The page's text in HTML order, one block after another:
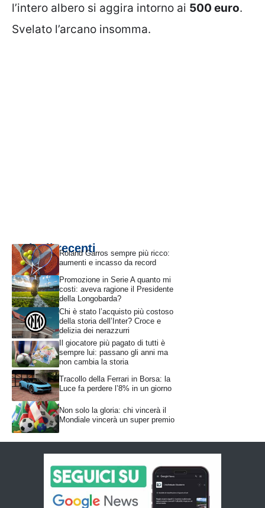
l’intero albero si aggira intorno ai 500 euro.
Svelato l’arcano insomma.
Articoli recentiRoland Garros sempre più ricco:
aumenti e incasso da record
Promozione in Serie A quanto mi
costi: aveva ragione il Presidente
della Longobarda?
Chi è stato l’acquisto più costoso
della storia dell’Inter? Croce e
delizia dei nerazzurri
Il giocatore più pagato di tutti è
sempre lui: passano gli anni ma
non cambia la storia
Tracollo della Ferrari in Borsa: la
Luce fa perdere l’8% in un giorno
Non solo la gloria: chi vincerà il
Mondiale vincerà un super premio